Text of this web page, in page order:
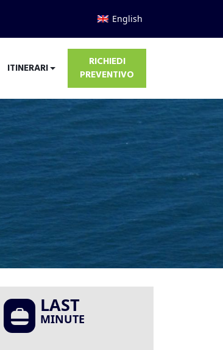
English
ITINERARI
RICHIEDI
PREVENTIVO
LAST
MINUTE